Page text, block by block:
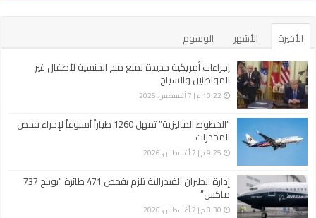
الأخيرة الأشهر
الوسوم
إجراءات أمريكية جديدة لمنع منح الجنسية لأطفال غير
المواطنين والسياح
10:22 م | 7 أغسطس، 2026
“الخطوط الماليزية” تمهل 1260 طياراً أسبوعاً لإجراء فحص
المخدرات
9:25 م | 7 أغسطس، 2026
إدارة الطيران الفيدرالية تلزم بفحص 471 طائرة “بوينج 737
ماكس”
8:30 م | 7 أغسطس، 2026